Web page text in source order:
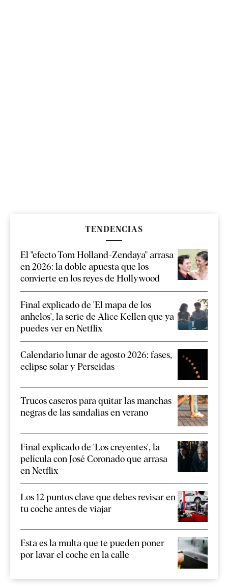
TENDENCIAS
El "efecto Tom Holland-Zendaya" arrasa
en 2026: la doble apuesta que los
convierte en los reyes de Hollywood
Final explicado de 'El mapa de los
anhelos', la serie de Alice Kellen que ya
puedes ver en Netflix
Calendario lunar de agosto 2026: fases,
eclipse solar y Perseidas
Trucos caseros para quitar las manchas
negras de las sandalias en verano
Final explicado de 'Los creyentes', la
película con José Coronado que arrasa
en Netflix
Los 12 puntos clave que debes revisar en
tu coche antes de viajar
Esta es la multa que te pueden poner
por lavar el coche en la calle